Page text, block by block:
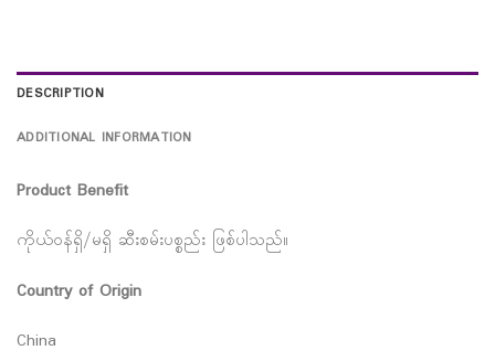
DESCRIPTION
ADDITIONAL INFORMATION
Product Benefit
ကိုယ်ဝန်ရှိ/မရှိ ဆီးစမ်းပစ္စည်း ဖြစ်ပါသည်။
Country of Origin
China